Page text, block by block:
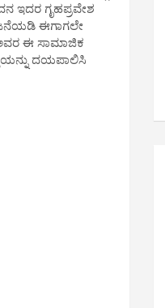
ಇದರ ಗೃಹಪ್ರವೇಶ
ಈಗಾಗಲೇ
ಈ ಸಾಮಾಜಿಕ
ದಯಪಾಲಿಸಿ